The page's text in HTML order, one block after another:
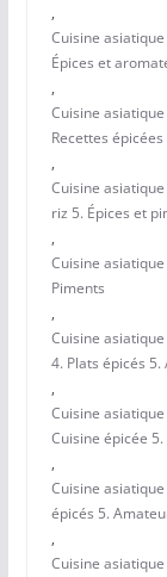
,
Cuisine
Épices et
,
Cuisine
Recettes épicées
,
Cuisine
riz 5. Épices et
,
Cuisine
Piments
,
Cuisine
4. Plats épicés
,
Cuisine
Cuisine épicée
,
Cuisine
épicés 5.
,
Cuisine